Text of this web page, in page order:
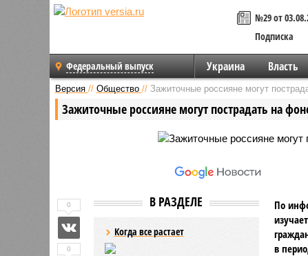
№29 от
Подписка
Федеральный выпуск Украина Власть
Версия // Общество // Зажиточные россияне могут
Зажиточные россияне могут пострадать на
В РАЗДЕЛЕ
Когда все растает
По
в
0
0